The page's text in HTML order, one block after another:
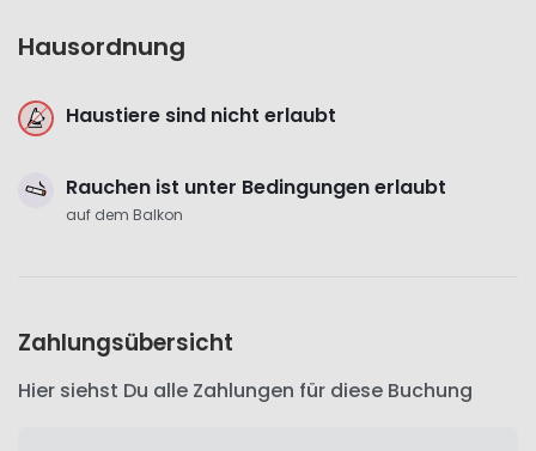
Hausordnung
Haustiere sind nicht erlaubt
Rauchen ist unter Bedingungen erlaubt
auf dem Balkon
Zahlungsübersicht
Hier siehst Du alle Zahlungen für diese Buchung